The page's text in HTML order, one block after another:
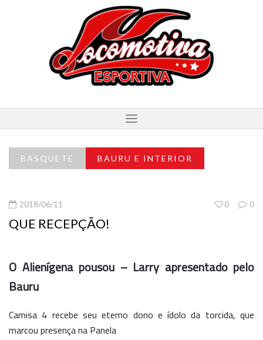
BASQUETE BAURU E INTERIOR
2018/06/11 0
0
QUE RECEPÇÃO!
O Alienígena pousou – Larry apresentado pelo
Bauru
Camisa 4 recebe seu eterno dono e ídolo da torcida, que
marcou presença na Panela